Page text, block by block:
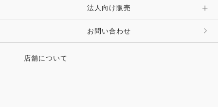
その他 ファッション雑貨法人向け販売
お問い合わせ
店舗について